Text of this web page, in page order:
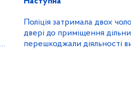
Поліція затримала двох
двері до приміщення
перешкоджали діяльності